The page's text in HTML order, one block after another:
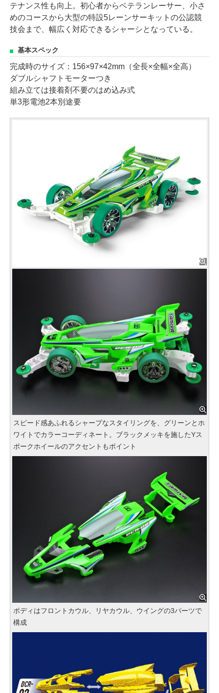
テナンス性も向上。初心者からベテランレーサー、小さ
めのコースから大型の特設5レーンサーキットの公認競
技会まで、幅広く対応できるシャーシとなっている。
基本スペック
完成時のサイズ：156×97×42mm（全長×全幅×全高）
ダブルシャフトモーターつき
組み立ては接着剤不要のはめ込み式
単3形電池2本別途要
スピード感あふれるシャープなスタイリングを、グリーンとホ
ワイトでカラーコーディネート。ブラックメッキを施したYス
ポークホイールのアクセントもポイント
ボディはフロントカウル、リヤカウル、ウイングの3パーツで
構成